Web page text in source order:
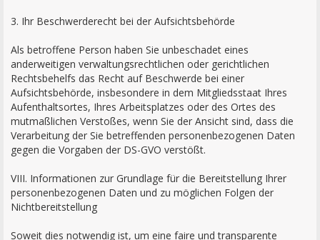
3. Ihr Beschwerderecht bei der Aufsichtsbehörde
Als betroffene Person haben Sie unbeschadet eines
anderweitigen verwaltungsrechtlichen oder gerichtlichen
Rechtsbehelfs das Recht auf Beschwerde bei einer
Aufsichtsbehörde, insbesondere in dem Mitgliedsstaat Ihres
Aufenthaltsortes, Ihres Arbeitsplatzes oder des Ortes des
mutmaßlichen Verstoßes, wenn Sie der Ansicht sind, dass die
Verarbeitung der Sie betreffenden personenbezogenen Daten
gegen die Vorgaben der DS-GVO verstößt.
VIII. Informationen zur Grundlage für die Bereitstellung Ihrer
personenbezogenen Daten und zu möglichen Folgen der
Nichtbereitstellung
Soweit dies notwendig ist, um eine faire und transparente